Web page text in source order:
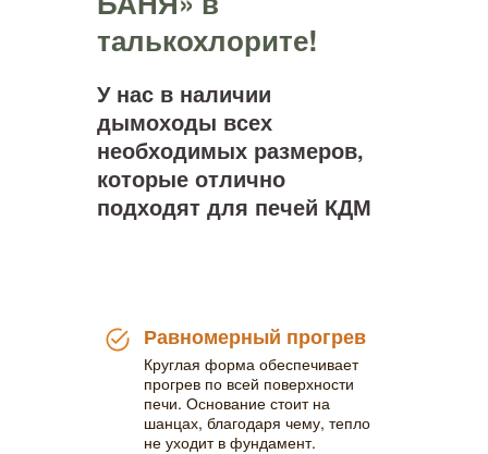
талькохлорите!
У нас в наличии
дымоходы всех
необходимых размеров,
которые отлично
подходят для печей КДМ
Равномерный прогрев
Круглая форма обеспечивает
прогрев по всей поверхности
печи. Основание стоит на
шанцах, благодаря чему, тепло
не уходит в фундамент.